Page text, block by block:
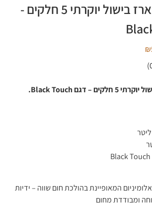
סט סירים - מארז בישול יוקרתי 5 חלקים -
₪
)
סט סירים – מארז בישול יוקרתי 5 חלקים – דגם Black Touch.
המאופיינת בהולכת חום שווה – ידיות